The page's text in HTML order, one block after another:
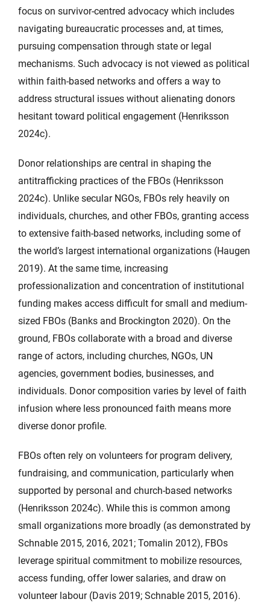
focus on survivor-centred advocacy which includes
navigating bureaucratic processes and, at times,
pursuing compensation through state or legal
mechanisms. Such advocacy is not viewed as political
within faith-based networks and offers a way to
address structural issues without alienating donors
hesitant toward political engagement (Henriksson
2024c).
Donor relationships are central in shaping the
antitrafficking practices of the FBOs (Henriksson
2024c). Unlike secular NGOs, FBOs rely heavily on
individuals, churches, and other FBOs, granting access
to extensive faith-based networks, including some of
the world’s largest international organizations (Haugen
2019). At the same time, increasing
professionalization and concentration of institutional
funding makes access difficult for small and medium-
sized FBOs (Banks and Brockington 2020). On the
ground, FBOs collaborate with a broad and diverse
range of actors, including churches, NGOs, UN
agencies, government bodies, businesses, and
individuals. Donor composition varies by level of faith
infusion where less pronounced faith means more
diverse donor profile.
FBOs often rely on volunteers for program delivery,
fundraising, and communication, particularly when
supported by personal and church-based networks
(Henriksson 2024c). While this is common among
small organizations more broadly (as demonstrated by
Schnable 2015, 2016, 2021; Tomalin 2012), FBOs
leverage spiritual commitment to mobilize resources,
access funding, offer lower salaries, and draw on
volunteer labour (Davis 2019; Schnable 2015, 2016).